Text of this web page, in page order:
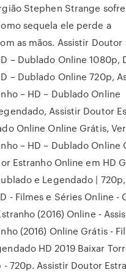
Stephen Strange
sequela ele perde a
as mãos. Assistir Doutor
– Dublado Online 1080p,
– Dublado Online 720p,
– HD – Dublado Online
Assistir Doutor
Online Online Grátis, Ver
– HD – Dublado Online
Estranho Online em HD
e Legendado |
- Filmes e Séries Online -
(2016) Online -
(2016) Online Grátis -
HD 2019 Baixar
- 720p. Assistir Doutor